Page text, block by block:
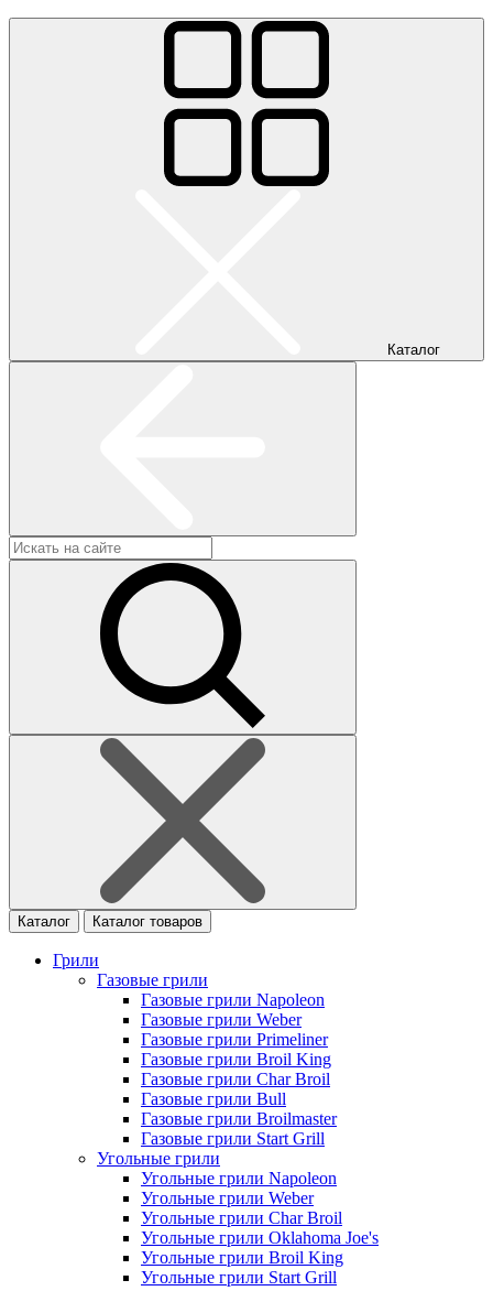
Каталог
Каталог Каталог товаров
Грили
Газовые грили
Газовые грили Napoleon
Газовые грили Weber
Газовые грили Primeliner
Газовые грили Broil King
Газовые грили Char Broil
Газовые грили Bull
Газовые грили Broilmaster
Газовые грили Start Grill
Угольные грили
Угольные грили Napoleon
Угольные грили Weber
Угольные грили Char Broil
Угольные грили Oklahoma Joe's
Угольные грили Broil King
Угольные грили Start Grill